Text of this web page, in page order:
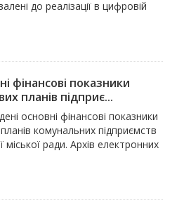
до реалізації в цифровій
фінансові показники
планів підприє...
основні фінансові показники
комунальних підприємств
ради. Архів електронних